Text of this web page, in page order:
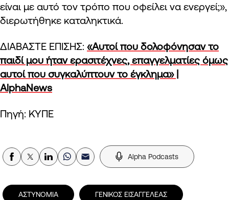
είναι με αυτό τον τρόπο που οφείλει να ενεργεί;»,
διερωτήθηκε καταληκτικά.
ΔΙΑΒΑΣΤΕ ΕΠΙΣΗΣ: «Αυτοί που δολοφόνησαν το
παιδί μου ήταν ερασιτέχνες, επαγγελματίες όμως
αυτοί που συγκαλύπτουν το έγκλημα» |
AlphaNews
Πηγή: ΚΥΠΕ
Alpha Podcasts
ΑΣΤΥΝΟΜΙΑ ΓΕΝΙΚΟΣ ΕΙΣΑΓΓΕΛΕΑΣ